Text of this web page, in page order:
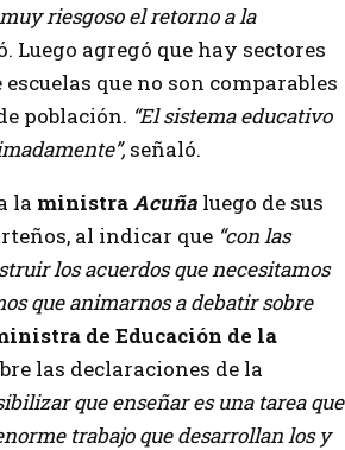
riesgoso el retorno a la
Luego agregó que hay sectores
que no son comparables
población. “El sistema educativo
señaló.
la ministraAcuña luego de sus
al indicar que “con las
los acuerdos que necesitamos
que animarnos a debatir sobre
de Educación de la
las declaraciones de la
que enseñar es una tarea que
trabajo que desarrollan los y